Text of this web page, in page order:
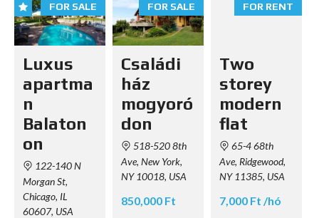
FOR SALE
Luxus
apartma
n
Balaton
on
122-140 N
Morgan St,
Chicago, IL
60607, USA
FOR SALE
Családi
ház
mogyoró
don
518-520 8th
Ave, New York,
NY 10018, USA
850,000 Ft
FOR RENT
Two
storey
modern
flat
65-4 68th
Ave, Ridgewood,
NY 11385, USA
7,000 Ft /hó